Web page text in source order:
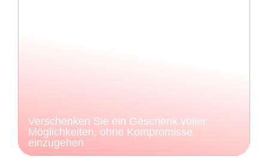
Verschenken Sie ein Geschenk voller
Möglichkeiten, ohne Kompromisse
einzugehen